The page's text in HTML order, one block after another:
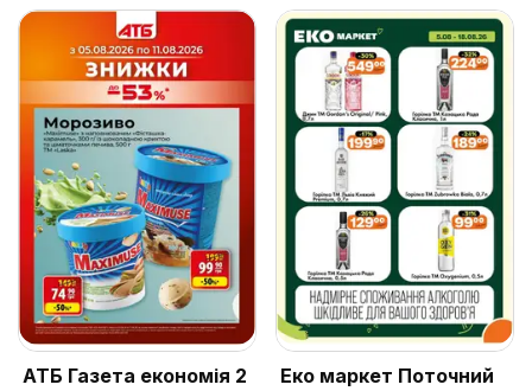
АТБ Газета економія 2
Еко маркет Поточний